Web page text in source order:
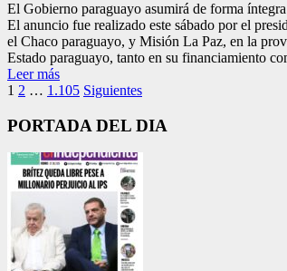
El Gobierno paraguayo asumirá de forma
El anuncio fue realizado este sábado por el
el Chaco paraguayo, y Misión La Paz, en la
Estado paraguayo, tanto en su financiamiento
Leer más
Paginación
de
1 2 … 1.105 Siguientes
PORTADA DEL DIA